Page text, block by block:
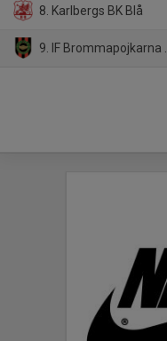
8. Karlbergs BK Blå
9. IF Brommapojkarna P08-8